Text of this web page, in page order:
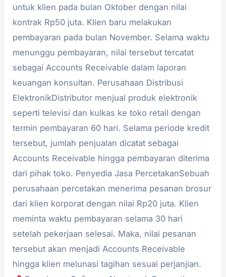
untuk klien pada bulan Oktober dengan nilai
kontrak Rp50 juta. Klien baru melakukan
pembayaran pada bulan November. Selama waktu
menunggu pembayaran, nilai tersebut tercatat
sebagai Accounts Receivable dalam laporan
keuangan konsultan. Perusahaan Distribusi
ElektronikDistributor menjual produk elektronik
seperti televisi dan kulkas ke toko retail dengan
termin pembayaran 60 hari. Selama periode kredit
tersebut, jumlah penjualan dicatat sebagai
Accounts Receivable hingga pembayaran diterima
dari pihak toko. Penyedia Jasa PercetakanSebuah
perusahaan percetakan menerima pesanan brosur
dari klien korporat dengan nilai Rp20 juta. Klien
meminta waktu pembayaran selama 30 hari
setelah pekerjaan selesai. Maka, nilai pesanan
tersebut akan menjadi Accounts Receivable
hingga klien melunasi tagihan sesuai perjanjian.